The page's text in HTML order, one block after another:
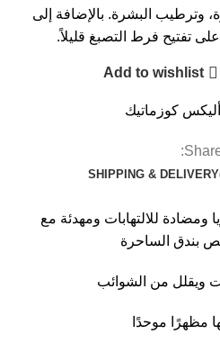
وترطيب البشرة. بالإضافة إلى
Add to wishlist
أليكس كوزماتيك
SHIPPING & DELIVERY
ومضادة للالتهابات ومهدئة مع
بندق الساحرة
ويقلل من الشوائب
مظهرًا موحدًا